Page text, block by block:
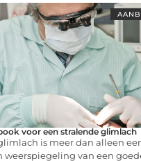
voor een stralende glimlach
is meer dan alleen
weerspiegeling van een